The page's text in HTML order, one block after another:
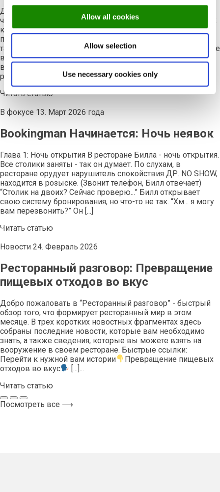
Allow all cookies
Allow selection
Use necessary cookies only
Добро пожаловать в Restaurant Talk - быстрый обзор того,
что происходит в ресторанном мире в этом месяце. В трех
коротких новостных фрагментах здесь собраны
последние новости, которые вам необходимо знать, а
также сведения, которые вы можете взять на вооружение
в своем ресторане. Быстрые ссылки Перейти к нужной
вам истории
ресторана? Как растет [...].
Читать статью
В фокусе 13. Март 2026 года
Bookingman Начинается: Ночь неявок
Глава 1: Ночь открытия В ресторане Билла - ночь открытия.
Все столики заняты - так он думает. По слухам, в
ресторане орудует нарушитель спокойствия ДР. NO SHOW,
находится в розыске. (Звонит телефон, Билл отвечает)
“Столик на двоих? Сейчас проверю...” Билл открывает
свою систему бронирования, но что-то не так. “Хм... я могу
вам перезвонить?” Он [...]
Читать статью
Новости 24. Февраль 2026
Ресторанный разговор: Превращение
пищевых отходов во вкус
Добро пожаловать в “Ресторанный разговор” - быстрый
обзор того, что формирует ресторанный мир в этом
месяце. В трех коротких новостных фрагментах здесь
собраны последние новости, которые вам необходимо
знать, а также сведения, которые вы можете взять на
вооружение в своем ресторане. Быстрые ссылки:
Перейти к нужной вам истории
Превращение пищевых
отходов во вкус
[...]...
Читать статью
Посмотреть все ⟶